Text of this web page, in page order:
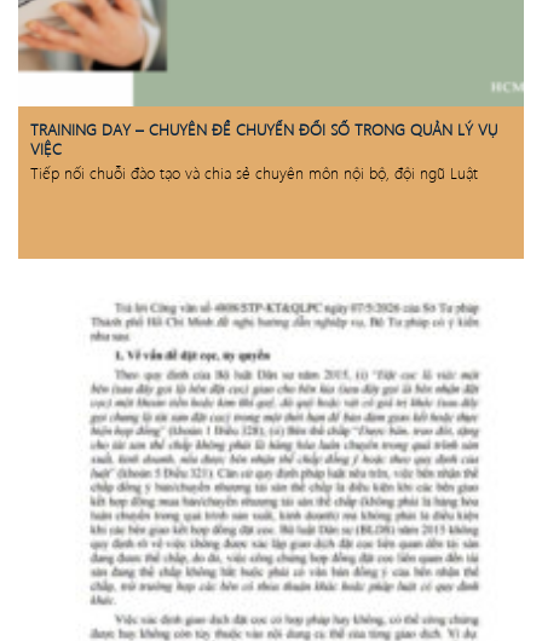
TRAINING DAY – CHUYÊN ĐỀ CHUYỂN ĐỔI SỐ TRONG QUẢN LÝ VỤ
VIỆC
Tiếp nối chuỗi đào tạo và chia sẻ chuyên môn nội bộ, đội ngũ Luật